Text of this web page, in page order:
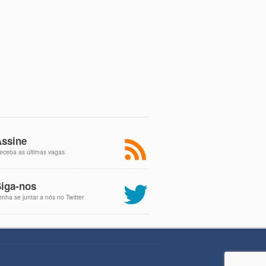
as últimas vagas
nos
se juntar a nós no Twitter